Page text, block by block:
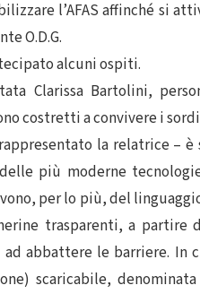
l’AFAS affinché si
O.D.G.
alcuni ospiti.
Clarissa Bartolini,
costretti a convivere i
la relatrice –
più moderne
per lo più, del
trasparenti, a
abbattere le barriere.
scaricabile,